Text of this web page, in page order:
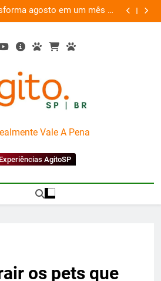
agosto em um mês de
diversão e conexão
“Led
Vale A Pena
Experiências AgitoSP
os pets que